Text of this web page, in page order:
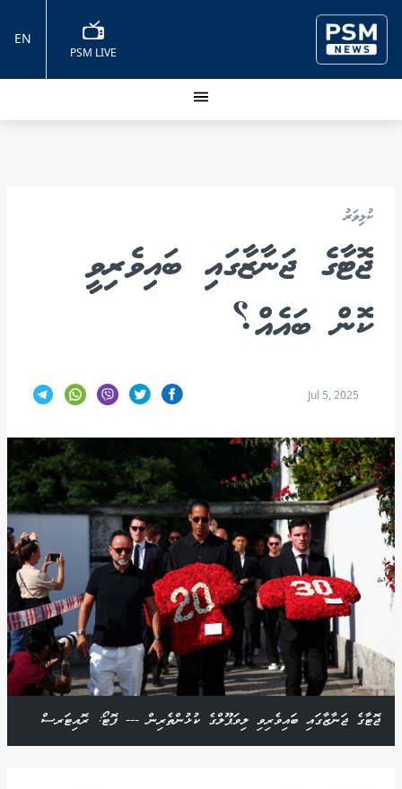
PSM LIVE
EN
ކުޅިވަރު
ޖޮޓާގެ ޖަނާޒާގައި ބައިވެރިވީ
ކޮން ބައެއް؟
Jul 5, 2025
ޖޮޓާގެ ޖަނާޒާގައި ބައިވެރިވި ލިވަޕޫލްގެ ކުޅުންތެރިން --- ފޮޓޯ: ރޮއިޓަރސް